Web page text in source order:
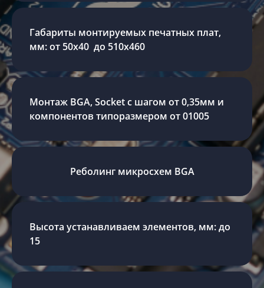
Габариты монтируемых печатных плат,
мм: от 50х40 до 510х460
Монтаж BGA, Socket с шагом от 0,35мм и
компонентов типоразмером от 01005
Реболинг микросхем BGA
Высота устанавливаем элементов, мм: до
15